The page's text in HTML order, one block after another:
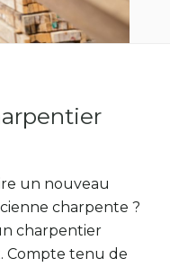
un nouveau
charpente ?
charpentier
Compte tenu de